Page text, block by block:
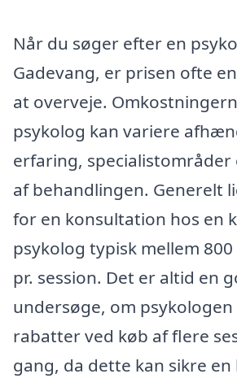
Når du søger efter en
Gadevang, er prisen ofte
at overveje.
psykolog kan variere
erfaring,
af behandlingen. Generelt
for en konsultation hos en
psykolog typisk mellem 800
pr. session. Det er altid en
undersøge, om
rabatter ved køb af flere
gang, da dette kan sikre en